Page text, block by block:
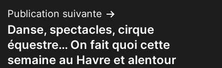
Publication suivante
Danse, spectacles, cirque
équestre… On fait quoi cette
semaine au Havre et alentour